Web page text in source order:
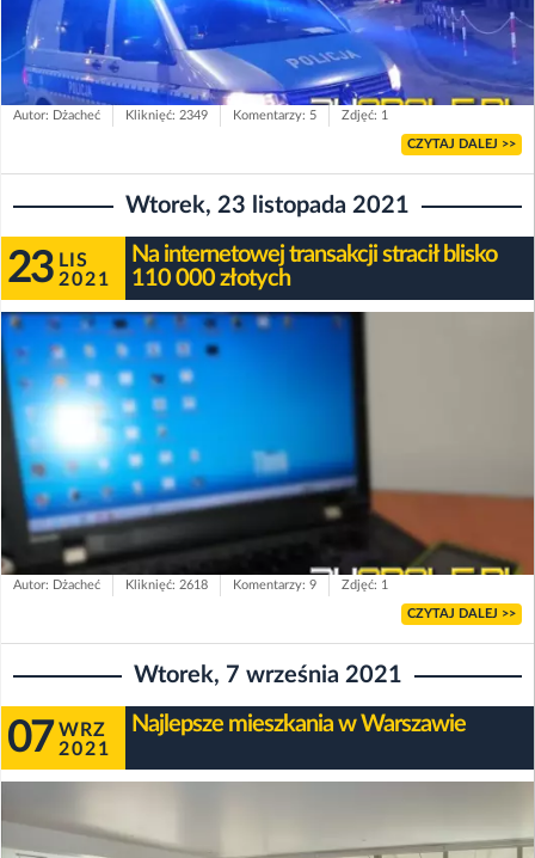
Autor: Dżacheć Kliknięć: 2349 Komentarzy: 5 Zdjęć: 1
CZYTAJ DALEJ >>
Wtorek, 23 listopada 2021
23 LIS
2021
Na internetowej transakcji stracił blisko
110 000 złotych
Autor: Dżacheć Kliknięć: 2618 Komentarzy: 9 Zdjęć: 1
CZYTAJ DALEJ >>
Wtorek, 7 września 2021
07 WRZ
2021
Najlepsze mieszkania w Warszawie